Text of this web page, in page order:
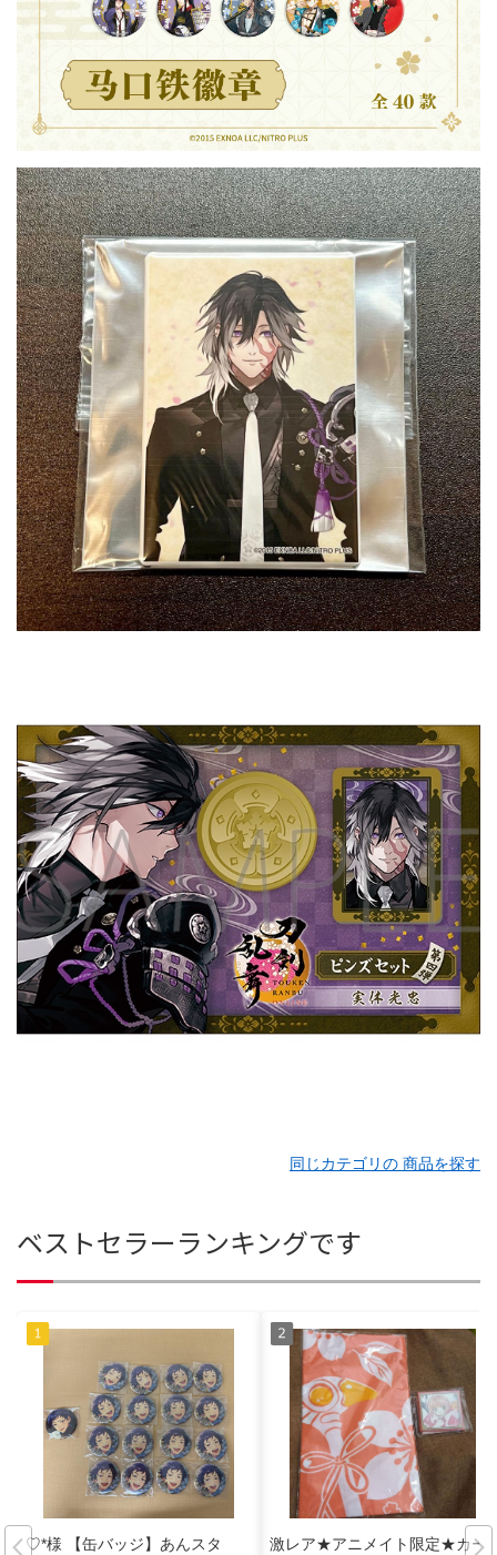
同じカテゴリの 商品を探す
ベストセラーランキングです
♡*様 【缶バッジ】あんスタ 激レア★アニメイト限定★カー